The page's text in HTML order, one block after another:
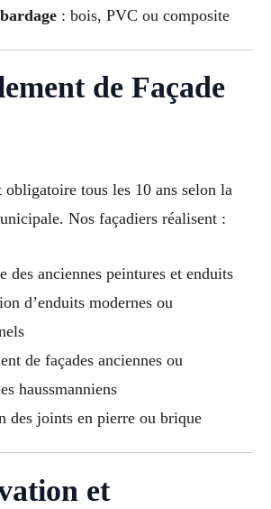
: bois, PVC ou composite
de Façade
obligatoire tous les 10 ans selon la
Nos façadiers réalisent :
des anciennes peintures et enduits
d’enduits modernes ou
de façades anciennes ou
haussmanniens
des joints en pierre ou brique
et